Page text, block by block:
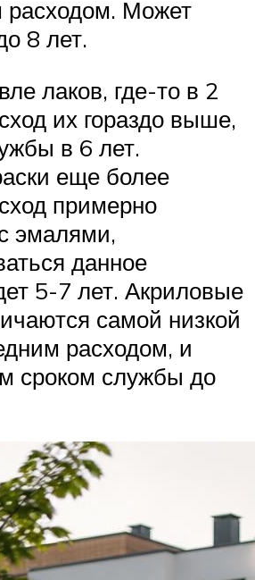
Может
8 лет.
лаков, где-то в 2
их гораздо выше,
в 6 лет.
еще более
примерно
эмалями,
данное
5-7 лет. Акриловые
самой низкой
расходом, и
сроком службы до